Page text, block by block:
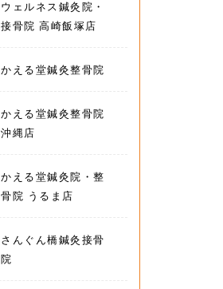
ウェルネス鍼灸院・
接骨院 高崎飯塚店
かえる堂鍼灸整骨院
かえる堂鍼灸整骨院
沖縄店
かえる堂鍼灸院・整
骨院 うるま店
さんぐん橋鍼灸接骨
院